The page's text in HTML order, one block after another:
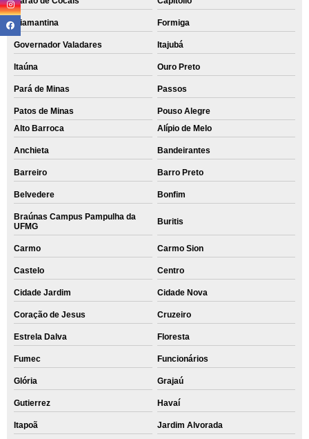
Diamantina Formiga
Governador Valadares Itajubá
Itaúna Ouro Preto
Pará de Minas Passos
Patos de Minas
Pouso Alegre
Alto Barroca
Alípio de Melo
Anchieta Bandeirantes
Barreiro Barro Preto
Belvedere Bonfim
Braúnas Campus Pampulha da
UFMG
Buritis
Carmo Carmo Sion
Castelo Centro
Cidade Jardim Cidade Nova
Coração de Jesus Cruzeiro
Estrela Dalva Floresta
Fumec Funcionários
Glória Grajaú
Gutierrez Havaí
Itapoã Jardim Alvorada